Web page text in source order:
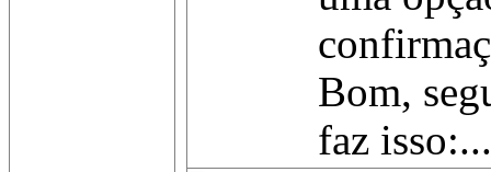
Bom,
faz isso:...